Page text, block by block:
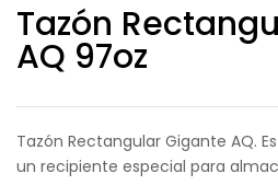
Tazón
AQ 97oz
Tazón Rectangular Gigante AQ.
un recipiente especial para